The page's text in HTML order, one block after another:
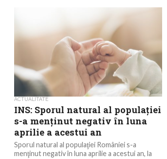
consideră că nivelul neimpozabil de 300 de lei
ACTUALITATE
INS: Sporul natural al populaţiei
s-a menţinut negativ în luna
aprilie a acestui an
Sporul natural al populaţiei României s-a
menţinut negativ în luna aprilie a acestui an, la